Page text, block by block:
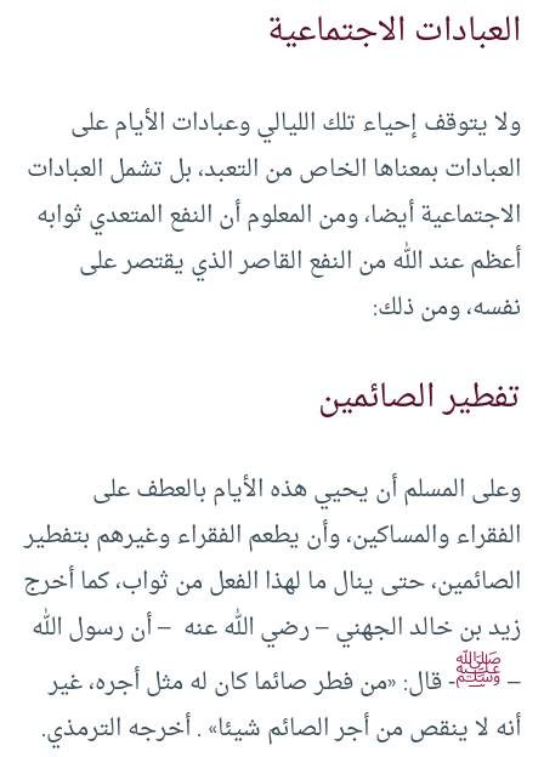
العبادات الاجتماعية
ولا يتوقف إحياء تلك الليالي وعبادات الأيام على
العبادات بمعناها الخاص من التعبد، بل تشمل العبادات
الاجتماعية أيضا، ومن المعلوم أن النفع المتعدي ثوابه
أعظم عند الله من النفع القاصر الذي يقتصر على
نفسه، ومن ذلك:
تفطير الصائمين
وعلى المسلم أن يحيي هذه الأيام بالعطف على
الفقراء والمساكين، وأن يطعم الفقراء وغيرهم بتفطير
الصائمين، حتى ينال ما لهذا الفعل من ثواب، كما أخرج
زيد بن خالد الجهني – رضي الله عنه – أن رسول الله
–ﷺ- قال: «من فطر صائما كان له مثل أجره، غير
أنه لا ينقص من أجر الصائم شيئا» . أخرجه الترمذي.